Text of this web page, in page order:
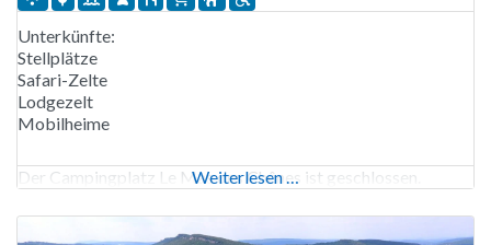
Unterkünfte:
Stellplätze
Safari-Zelte
Lodgezelt
Mobilheime
Der Campingplatz Le Mas des Chênes ist geschlossen.
Weiterlesen …